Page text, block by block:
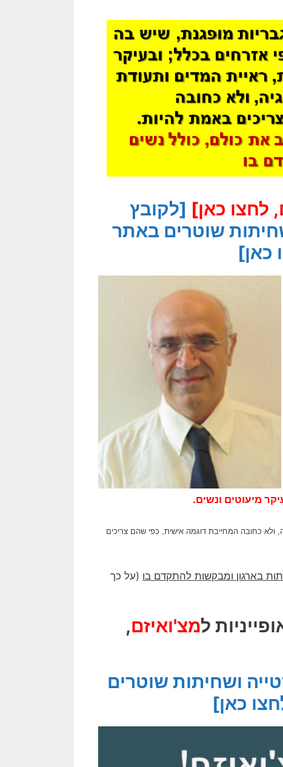
לחצו כאן] [לקובץ
שוטרים באתר
כאן]
מיעוטים ונשים.
ולא כחובה המחייבת דוגמה אישית, כפי שהם צריכים
בארגון ומבקשות להתקדם בו (על כך
למצ'ואיזם,
ושחיתות שוטרים
כאן]